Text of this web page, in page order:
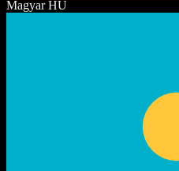
Magyar HU